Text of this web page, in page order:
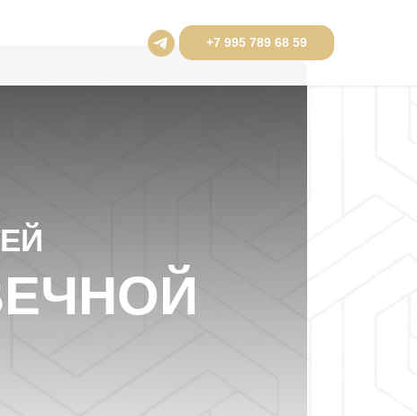
+7 995 789 68 59